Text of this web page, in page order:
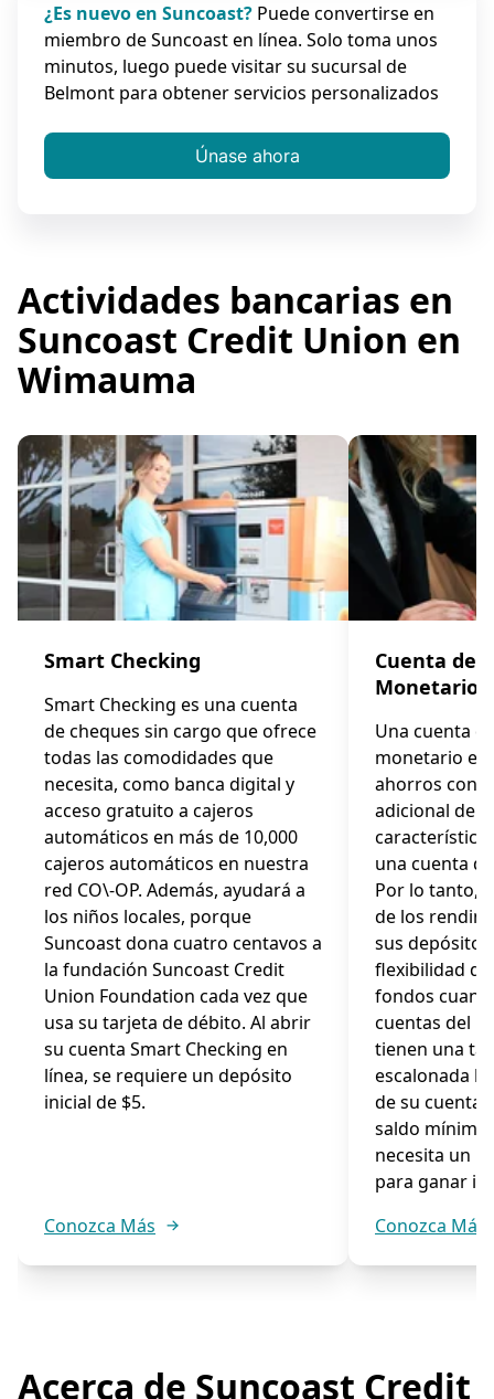
¿Es nuevo en Suncoast? Puede convertirse en
miembro de Suncoast en línea. Solo toma unos
minutos, luego puede visitar su sucursal de
Belmont para obtener servicios personalizados
Únase ahora
Actividades bancarias en
Suncoast Credit Union en
Wimauma
Smart Checking
Smart Checking es una cuenta
de cheques sin cargo que ofrece
todas las comodidades que
necesita, como banca digital y
acceso gratuito a cajeros
automáticos en más de 10,000
cajeros automáticos en nuestra
red CO\-OP. Además, ayudará a
los niños locales, porque
Suncoast dona cuatro centavos a
la fundación Suncoast Credit
Union Foundation cada vez que
usa su tarjeta de débito. Al abrir
su cuenta Smart Checking en
línea, se requiere un depósito
inicial de $5.
Conozca Más
Cuenta de
Monetario
Una cuenta
monetario es
ahorros con
adicional de
una cuenta
Por lo tanto,
de los
sus
flexibilidad
fondos
cuentas del
tienen una
escalonada
de su cuenta.
saldo
necesita un
para ganar
Conozca Más
Acerca de Suncoast Credit